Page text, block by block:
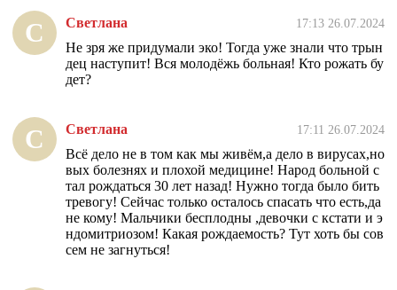
С Светлана 17:13 26.07.2024
Не зря же придумали эко! Тогда уже знали что трын
дец наступит! Вся молодёжь больная! Кто рожать бу
дет?
С Светлана 17:11 26.07.2024
Всё дело не в том как мы живём,а дело в вирусах,но
вых болезнях и плохой медицине! Народ больной с
тал рождаться 30 лет назад! Нужно тогда было бить
тревогу! Сейчас только осталось спасать что есть,да
не кому! Мальчики бесплодны ,девочки с кстати и э
ндомитриозом! Какая рождаемость? Тут хоть бы сов
сем не загнуться!